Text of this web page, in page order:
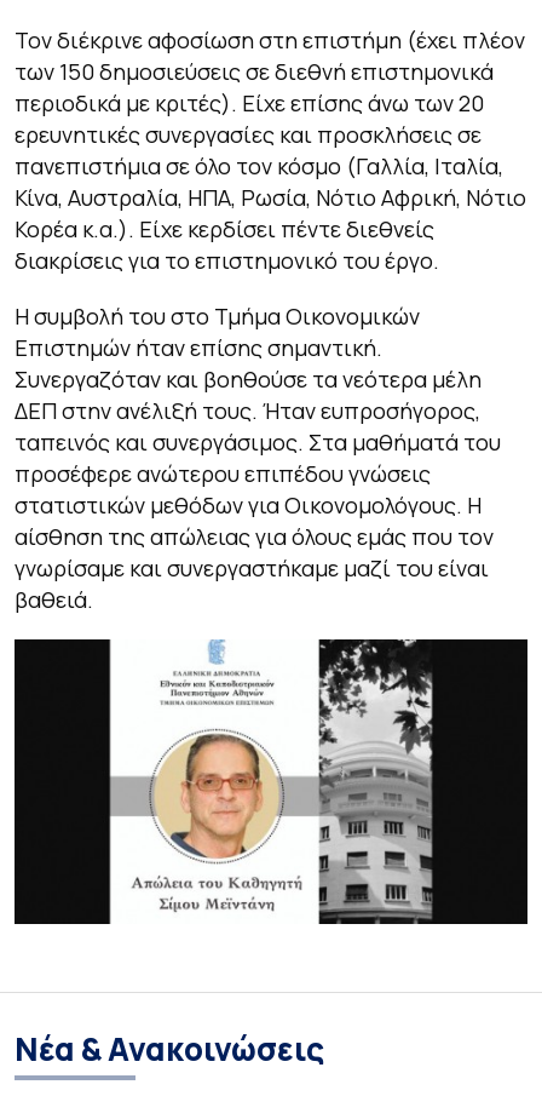
Τον διέκρινε αφοσίωση στη επιστήμη (έχει πλέον
των 150 δημοσιεύσεις σε διεθνή επιστημονικά
περιοδικά με κριτές). Είχε επίσης άνω των 20
ερευνητικές συνεργασίες και προσκλήσεις σε
πανεπιστήμια σε όλο τον κόσμο (Γαλλία, Ιταλία,
Κίνα, Αυστραλία, ΗΠΑ, Ρωσία, Νότιο Αφρική, Νότιο
Κορέα κ.α.). Είχε κερδίσει πέντε διεθνείς
διακρίσεις για το επιστημονικό του έργο.
Η συμβολή του στο Τμήμα Οικονομικών
Επιστημών ήταν επίσης σημαντική.
Συνεργαζόταν και βοηθούσε τα νεότερα μέλη
ΔΕΠ στην ανέλιξή τους. Ήταν ευπροσήγορος,
ταπεινός και συνεργάσιμος. Στα μαθήματά του
προσέφερε ανώτερου επιπέδου γνώσεις
στατιστικών μεθόδων για Οικονομολόγους. Η
αίσθηση της απώλειας για όλους εμάς που τον
γνωρίσαμε και συνεργαστήκαμε μαζί του είναι
βαθειά.
Νέα & Ανακοινώσεις